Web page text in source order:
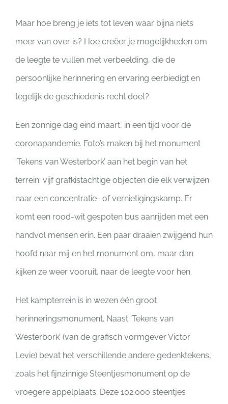
Maar hoe breng je iets tot leven waar bijna niets
meer van over is? Hoe creëer je mogelijkheden om
de leegte te vullen met verbeelding, die de
persoonlijke herinnering en ervaring eerbiedigt en
tegelijk de geschiedenis recht doet?
Een zonnige dag eind maart, in een tijd voor de
coronapandemie. Foto’s maken bij het monument
‘Tekens van Westerbork’ aan het begin van het
terrein: vijf grafkistachtige objecten die elk verwijzen
naar een concentratie- of vernietigingskamp. Er
komt een rood-wit gespoten bus aanrijden met een
handvol mensen erin. Een paar draaien zwijgend hun
hoofd naar mij en het monument om, maar dan
kijken ze weer vooruit, naar de leegte voor hen.
Het kampterrein is in wezen één groot
herinneringsmonument. Naast ‘Tekens van
Westerbork’ (van de grafisch vormgever Victor
Levie) bevat het verschillende andere gedenktekens,
zoals het fijnzinnige Steentjesmonument op de
vroegere appelplaats. Deze 102.000 steentjes